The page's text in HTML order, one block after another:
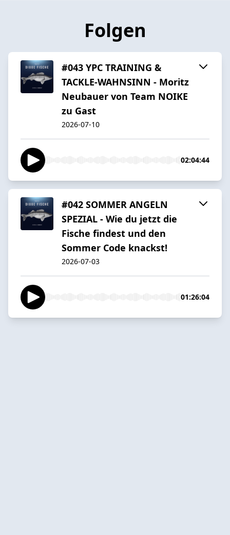
Folgen
#043 YPC TRAINING &
TACKLE-WAHNSINN - Moritz
Neubauer von Team NOIKE
zu Gast
2026-07-10
02:04:44
#042 SOMMER ANGELN
SPEZIAL - Wie du jetzt die
Fische findest und den
Sommer Code knackst!
2026-07-03
01:26:04